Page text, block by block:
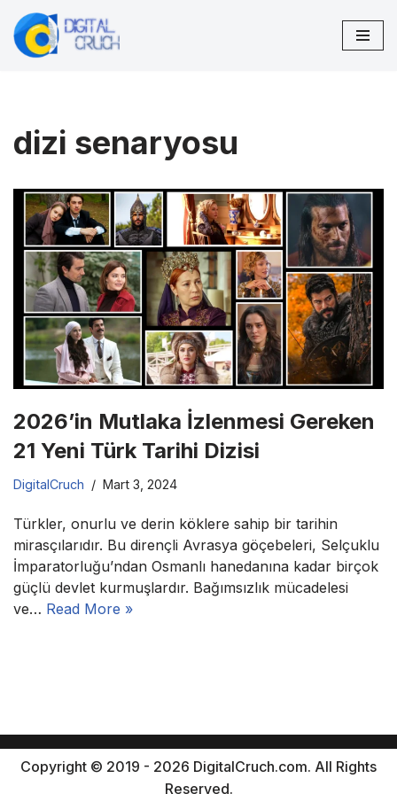
İçeriğe
dizi senaryosu
2026’in Mutlaka İzlenmesi Gereken
21 Yeni Türk Tarihi Dizisi
DigitalCruch Mart 3, 2024
Türkler, onurlu ve derin köklere sahip bir tarihin
mirasçılarıdır. Bu dirençli Avrasya göçebeleri, Selçuklu
İmparatorluğu’ndan Osmanlı hanedanına kadar birçok
güçlü devlet kurmuşlardır. Bağımsızlık mücadelesi
ve… Read More »
Copyright © 2019 - 2026 DigitalCruch.com. All Rights
Reserved.